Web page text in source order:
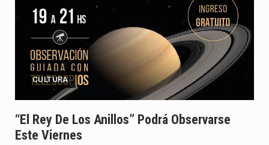
CULTURA
“El Rey De Los Anillos” Podrá Observarse
Este Viernes